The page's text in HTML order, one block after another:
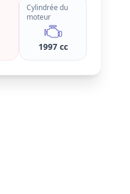
Cylindrée du
moteur
1997 cc